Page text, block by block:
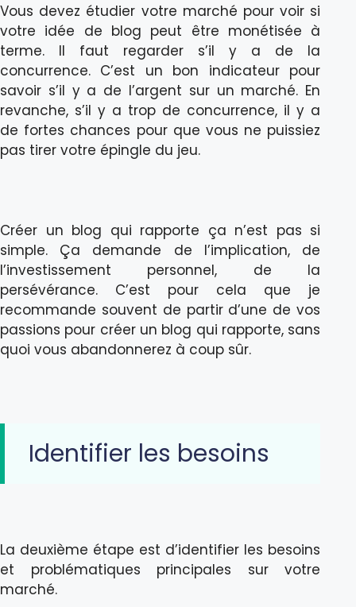
Vous devez étudier votre marché pour voir si
votre idée de blog peut être monétisée à
terme. Il faut regarder s’il y a de la
concurrence. C’est un bon indicateur pour
savoir s’il y a de l’argent sur un marché. En
revanche, s’il y a trop de concurrence, il y a
de fortes chances pour que vous ne puissiez
pas tirer votre épingle du jeu.
Créer un blog qui rapporte ça n’est pas si
simple. Ça demande de l’implication, de
l’investissement personnel, de la
persévérance. C’est pour cela que je
recommande souvent de partir d’une de vos
passions pour créer un blog qui rapporte, sans
quoi vous abandonnerez à coup sûr.
Identifier les besoins
La deuxième étape est d’identifier les besoins
et problématiques principales sur votre
marché.